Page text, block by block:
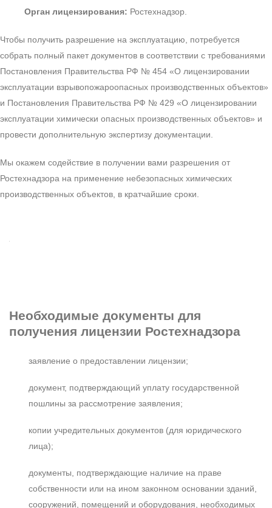
Орган лицензирования: Ростехнадзор.
Чтобы получить разрешение на эксплуатацию, потребуется
собрать полный пакет документов в соответствии с требованиями
Постановления Правительства РФ № 454 «О лицензировании
эксплуатации взрывопожароопасных производственных объектов»
и Постановления Правительства РФ № 429 «О лицензировании
эксплуатации химически опасных производственных объектов» и
провести дополнительную экспертизу документации.
Мы окажем содействие в получении вами разрешения от
Ростехнадзора на применение небезопасных химических
производственных объектов, в кратчайшие сроки.
Необходимые документы для
получения лицензии Ростехнадзора
заявление о предоставлении лицензии;
документ, подтверждающий уплату государственной
пошлины за рассмотрение заявления;
копии учредительных документов (для юридического
лица);
документы, подтверждающие наличие на праве
собственности или на ином законном основании зданий,
сооружений, помещений и оборудования, необходимых